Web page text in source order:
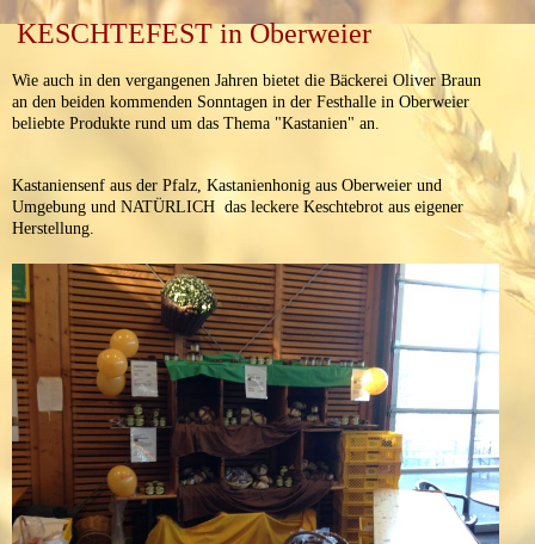
KESCHTEFEST in Oberweier
Wie auch in den vergangenen Jahren bietet die Bäckerei Oliver Braun
an den beiden kommenden Sonntagen in der Festhalle in Oberweier
beliebte Produkte rund um das Thema "Kastanien" an.
Kastaniensenf aus der Pfalz, Kastanienhonig aus Oberweier und
Umgebung und NATÜRLICH das leckere Keschtebrot aus eigener
Herstellung.